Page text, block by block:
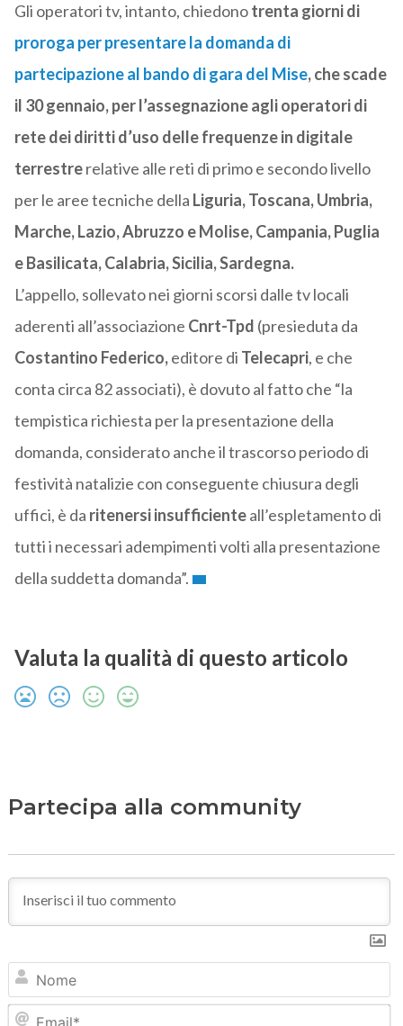
Gli operatori tv, intanto, chiedonotrenta giorni di
proroga per presentare la domanda di
partecipazione al bando di gara del Mise, che scade
il 30 gennaio, per l’assegnazione agli operatori di
rete dei diritti d’uso delle frequenze in digitale
terrestrerelative alle reti di primo e secondo livello
per le aree tecniche della Liguria, Toscana, Umbria,
Marche, Lazio, Abruzzo e Molise, Campania, Puglia
e Basilicata, Calabria, Sicilia, Sardegna.
L’appello, sollevato nei giorni scorsi dalle tv locali
aderenti all’associazione Cnrt-Tpd (presieduta da
Costantino Federico,editore di Telecapri, e che
conta circa 82 associati), è dovuto al fatto che “la
tempistica richiesta per la presentazione della
domanda, considerato anche il trascorso periodo di
festività natalizie con conseguente chiusura degli
uffici, è da ritenersi insufficienteall’espletamento di
tutti i necessari adempimenti volti alla presentazione
della suddetta domanda”.
Valuta la qualità di questo articolo
Partecipa alla community